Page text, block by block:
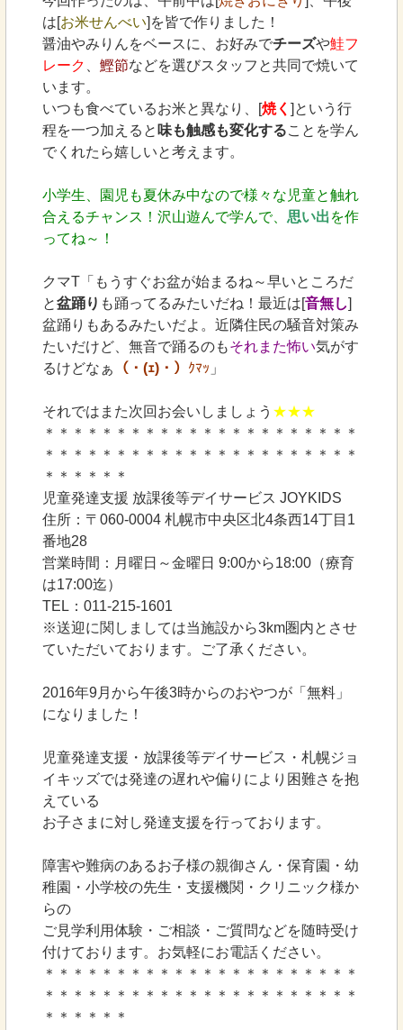
は[お米せんべい]を皆で作りました！
醤油やみりんをベースに、お好みでチーズや鮭フ
レーク
鰹節などを選びスタッフと共同で焼いて
います。
いつも食べているお米と異なり、[焼く ]という行
程を一つ加えると 味も触感も変化することを学ん
でくれたら嬉しいと考えます。
小学生、園児も夏休み中なので様々な児童と触れ
合えるチャンス！沢山遊んで学んで、 思い出を作
ってね～！
クマT「もうすぐお盆が始まるね～早いところだ
と盆踊り も踊ってるみたいだね！最近は[音無し]
盆踊りもあるみたいだよ。近隣住民の騒音対策み
たいだけど、無音で踊るのもそれまた怖い気がす
るけどなぁ
（・(ｪ)・） ｸﾏｯ 」
それではまた次回お会いしましょう ★★★
＊＊＊＊＊＊＊＊＊＊＊＊＊＊＊＊＊＊＊＊＊＊
＊＊＊＊＊＊＊＊＊＊＊＊＊＊＊＊＊＊＊＊＊＊
＊＊＊＊＊＊
児童発達支援 放課後等デイサービス JOYKIDS
住所：〒060-0004 札幌市中央区北4条西14丁目1
番地28
営業時間：月曜日～金曜日 9:00から18:00（療育
は17:00迄）
TEL：011-215-1601
※送迎に関しましては当施設から3km圏内とさせ
ていただいております。ご了承ください。
2016年9月から午後3時からのおやつが「無料」
になりました！
児童発達支援・放課後等デイサービス・札幌ジョ
イキッズでは発達の遅れや偏りにより困難さを抱
えている
お子さまに対し発達支援を行っております。
障害や難病のあるお子様の親御さん・保育園・幼
稚園・小学校の先生・支援機関・クリニック様か
らの
ご見学利用体験・ご相談・ご質問などを随時受け
付けております。お気軽にお電話ください。
＊＊＊＊＊＊＊＊＊＊＊＊＊＊＊＊＊＊＊＊＊＊
＊＊＊＊＊＊＊＊＊＊＊＊＊＊＊＊＊＊＊＊＊＊
＊＊＊＊＊＊